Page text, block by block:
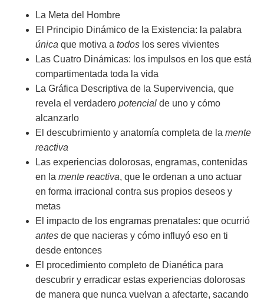
La Meta del Hombre
El Principio Dinámico de la Existencia: la palabra
única que motiva a todos los seres vivientes
Las Cuatro Dinámicas: los impulsos en los que está
compartimentada toda la vida
La Gráfica Descriptiva de la Supervivencia, que
revela el verdadero potencial de uno y cómo
alcanzarlo
El descubrimiento y anatomía completa de la mente
reactiva
Las experiencias dolorosas, engramas, contenidas
en la mente reactiva, que le ordenan a uno actuar
en forma irracional contra sus propios deseos y
metas
El impacto de los engramas prenatales: que ocurrió
antes de que nacieras y cómo influyó eso en ti
desde entonces
El procedimiento completo de Dianética para
descubrir y erradicar estas experiencias dolorosas
de manera que nunca vuelvan a afectarte, sacando